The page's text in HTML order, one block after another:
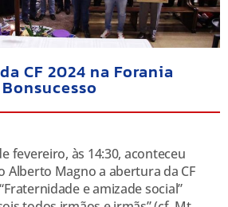
CF 2024 na Forania
Bonsucesso
fevereiro, às 14:30, aconteceu
Alberto Magno a abertura da CF
e amizade social”